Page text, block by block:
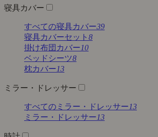
寝具カバー
すべての寝具カバー39
寝具カバーセット 8
掛け布団カバー10
ベッドシーツ8
枕カバー13
ミラー・ドレッサー
すべてのミラー・ドレッサー13
ミラー・ドレッサー13